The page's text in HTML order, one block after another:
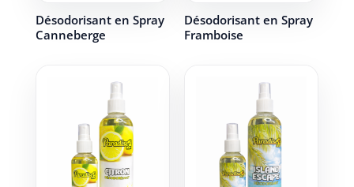
Désodorisant en Spray
Canneberge
Désodorisant en Spray
Framboise